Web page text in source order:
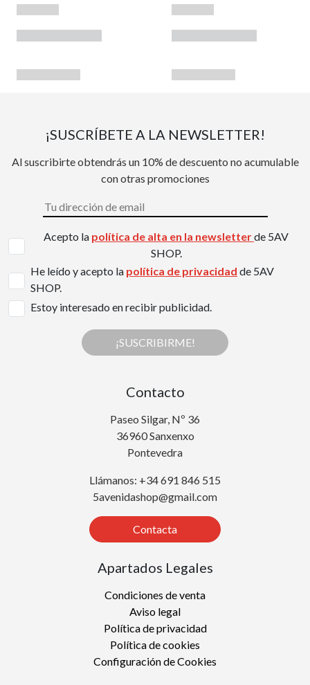
¡SUSCRÍBETE A LA NEWSLETTER!
Al suscribirte obtendrás un 10% de descuento no acumulable
con otras promociones
Acepto la política de alta en la newsletterde 5AV
SHOP.
He leído y acepto la política de privacidad de 5AV
SHOP.
Estoy interesado en recibir publicidad.
¡SUSCRIBIRME!
Contacto
Paseo Silgar, Nº 36
36960 Sanxenxo
Pontevedra
Llámanos: +34 691 846 515
5avenidashop@gmail.com
Contacta
Apartados Legales
Condiciones de venta
Aviso legal
Política de privacidad
Política de cookies
Configuración de Cookies